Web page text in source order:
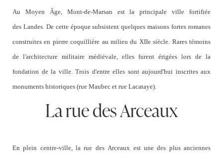
Au Moyen Âge, Mont-de-Marsan est la principale ville fortifiée
des Landes. De cette époque subsistent quelques maisons fortes romanes
construites en pierre coquillière au milieu du XIIe siècle. Rares témoins
de l'architecture militaire médiévale, elles furent érigées lors de la
fondation de la ville. Trois d'entre elles sont aujourd'hui inscrites aux
monuments historiques (rue Maubec et rue Lacataye).
La rue des Arceaux
En plein centre-ville, la rue des Arceaux est une des plus anciennes